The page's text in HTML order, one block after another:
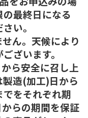
最終日になる
い。
ん。天候により
ざいます。
ら安全に召し上
造(加工)日から
をそれぞれ期
らの期間を保証